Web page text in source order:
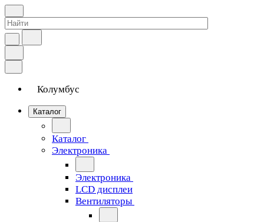
Колумбус
Каталог
Каталог
Электроника
Электроника
LCD дисплеи
Вентиляторы